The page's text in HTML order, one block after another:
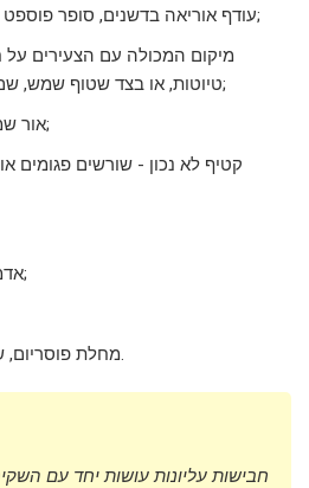
עודף אוריאה בדשנים, סופר פוספט או חסרונות תזונתיים;
מיקום המכולה עם הצעירים על
טיוטות, או בצד שטוף שמש, שם הזכוכית חמה מאוד;
אור שמש ישיר או חוסר אור;
קטיף לא נכון - שורשים פגומים
אדמה מלוחה וחמצמצה;
מחלת פוסריום, שבר מאוחר, כלורוזיס.
חבישות עליונות עושות יחד עם